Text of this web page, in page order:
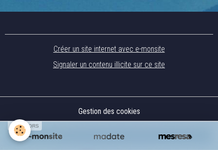
Créer un site internet avec e-monsite
Signaler un contenu illicite sur ce site
Gestion des cookies
SPONSORS